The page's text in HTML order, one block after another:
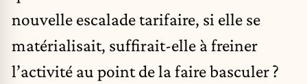
nouvelle escalade tarifaire, si elle se
matérialisait, suffirait-elle à freiner
l’activité au point de la faire basculer ?